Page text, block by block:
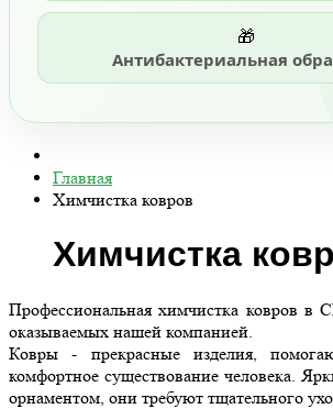
🎁
Антибактериальная
Главная
Химчистка ковров
Химчистка
Профессиональная химчистка ковров в
оказываемых нашей компанией.
Ковры - прекрасные изделия,
комфортное существование человека.
орнаментом, они требуют тщательного